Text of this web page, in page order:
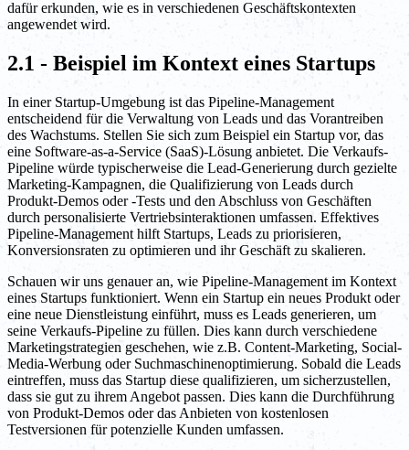
dafür erkunden, wie es in verschiedenen Geschäftskontexten
angewendet wird.
2.1 - Beispiel im Kontext eines Startups
In einer Startup-Umgebung ist das Pipeline-Management
entscheidend für die Verwaltung von Leads und das Vorantreiben
des Wachstums. Stellen Sie sich zum Beispiel ein Startup vor, das
eine Software-as-a-Service (SaaS)-Lösung anbietet. Die Verkaufs-
Pipeline würde typischerweise die Lead-Generierung durch gezielte
Marketing-Kampagnen, die Qualifizierung von Leads durch
Produkt-Demos oder -Tests und den Abschluss von Geschäften
durch personalisierte Vertriebsinteraktionen umfassen. Effektives
Pipeline-Management hilft Startups, Leads zu priorisieren,
Konversionsraten zu optimieren und ihr Geschäft zu skalieren.
Schauen wir uns genauer an, wie Pipeline-Management im Kontext
eines Startups funktioniert. Wenn ein Startup ein neues Produkt oder
eine neue Dienstleistung einführt, muss es Leads generieren, um
seine Verkaufs-Pipeline zu füllen. Dies kann durch verschiedene
Marketingstrategien geschehen, wie z.B. Content-Marketing, Social-
Media-Werbung oder Suchmaschinenoptimierung. Sobald die Leads
eintreffen, muss das Startup diese qualifizieren, um sicherzustellen,
dass sie gut zu ihrem Angebot passen. Dies kann die Durchführung
von Produkt-Demos oder das Anbieten von kostenlosen
Testversionen für potenzielle Kunden umfassen.